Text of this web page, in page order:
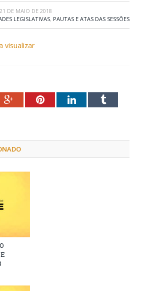
21 DE MAIO DE 2018
LEGISLATIVAS, PAUTAS E ATAS DAS SESSÕES
visualizar
Google+PinterestLinkedInTumblr